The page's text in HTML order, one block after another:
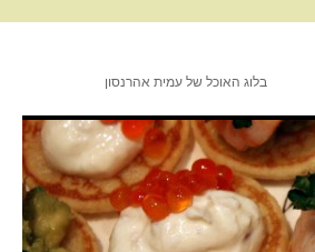
בלוג האוכל של עמית אהרנסון